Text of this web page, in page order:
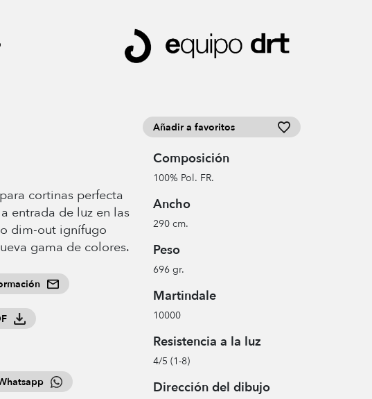
cortinas perfecta
entrada de luz en las
dim-out ignífugo
gama de colores.
Añadir a favoritos
Composición
100% Pol. FR.
Ancho
290 cm.
Peso
696 gr.
Martindale
10000
Resistencia a la luz
4/5 (1-8)
Dirección del dibujo